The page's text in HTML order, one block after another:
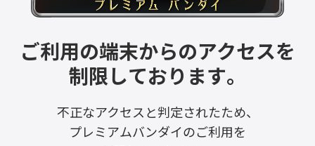
ご利用の端末からのアクセスを
制限しております。
不正なアクセスと判定されたため、
プレミアムバンダイのご利用を